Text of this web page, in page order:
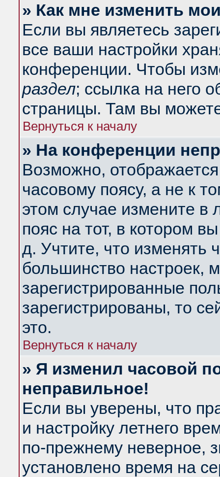
» Как мне изменить
Если вы являетесь
все ваши настройки
конференции. Чтобы
раздел; ссылка на него
страницы. Там вы
Вернуться к началу
» На конференции
Возможно,
часовому поясу, а не к
этом случае измените в
пояс на тот, в котором
д. Учтите, что изменять
большинство настроек,
зарегистрированные
зарегистрированы, то
это.
Вернуться к началу
» Я изменил часовой
неправильное!
Если вы уверены, что
и настройку летнего
по-прежнему неверное,
установлено время на